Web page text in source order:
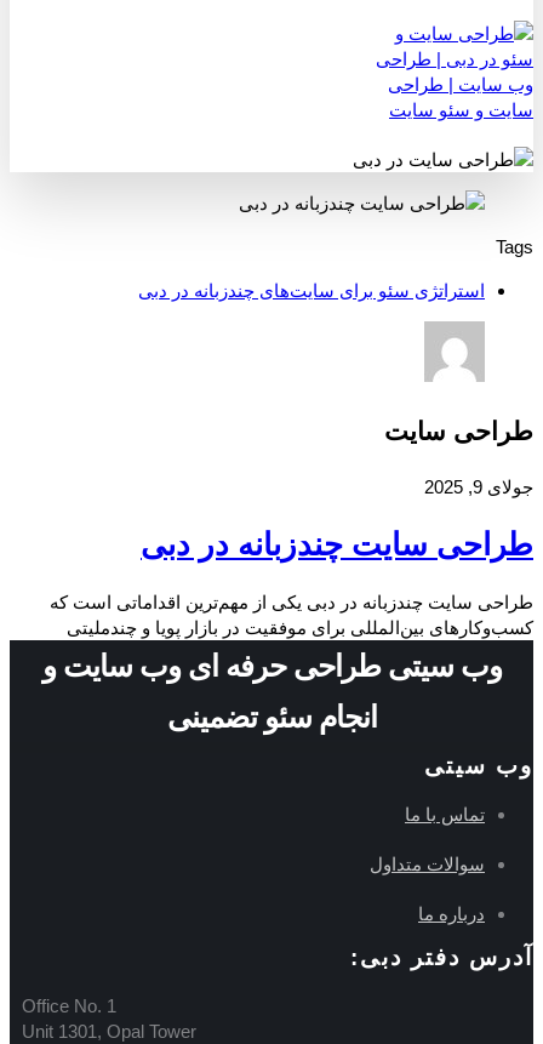
Tags
استراتژی سئو برای سایت‌های چندزبانه در دبی
طراحی سایت
جولای 9, 2025
طراحی سایت چندزبانه در دبی
طراحی سایت چندزبانه در دبی یکی از مهم‌ترین اقداماتی است که
کسب‌وکارهای بین‌المللی برای موفقیت در بازار پویا و چندملیتی
وب سیتی طراحی حرفه ای وب سایت و
انجام سئو تضمینی
وب سیتی
تماس با ما
سوالات متداول
درباره ما
آدرس دفتر دبی:
Office No. 1
Unit 1301, Opal Tower